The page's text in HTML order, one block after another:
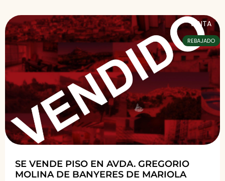
VENTA
REBAJADO
SE VENDE PISO EN AVDA. GREGORIO
MOLINA DE BANYERES DE MARIOLA